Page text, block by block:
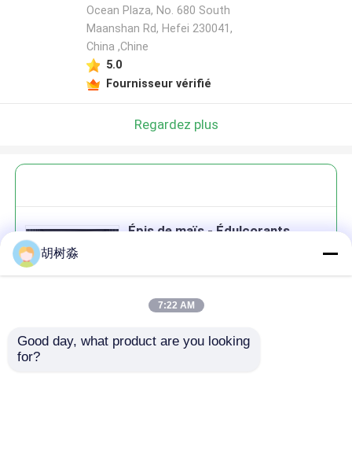
Ocean Plaza, No. 680 South
Maanshan Rd, Hefei 230041,
China ,Chine
5.0
Fournisseur vérifié
Regardez plus
Épis de maïs - Édulcorants
Continuer
胡树淼
7:22 AM
Good day, what product are you looking
for?